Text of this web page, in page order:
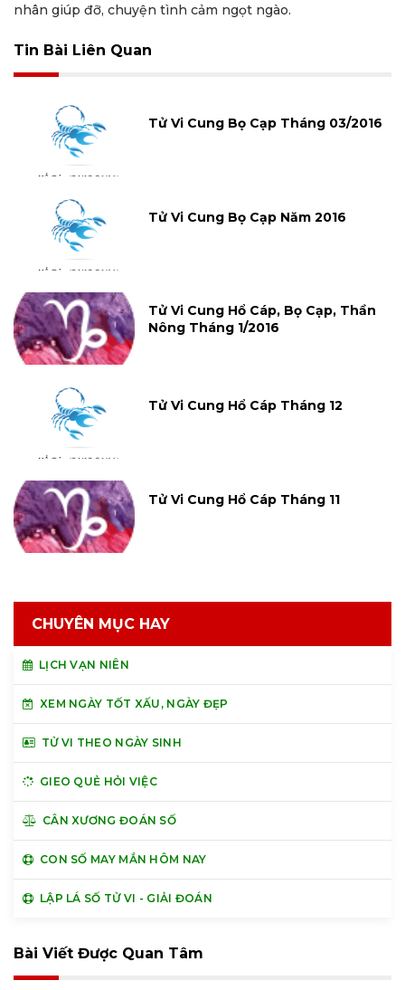
nhân giúp đỡ, chuyện tình cảm ngọt ngào.
Tin Bài Liên Quan
Tử Vi Cung Bọ Cạp Tháng 03/2016
Tử Vi Cung Bọ Cạp Năm 2016
Tử Vi Cung Hổ Cáp, Bọ Cạp, Thần
Nông Tháng 1/2016
Tử Vi Cung Hổ Cáp Tháng 12
Tử Vi Cung Hổ Cáp Tháng 11
CHUYÊN MỤC HAY
LỊCH VẠN NIÊN
XEM NGÀY TỐT XẤU, NGÀY ĐẸP
TỬ VI THEO NGÀY SINH
GIEO QUẺ HỎI VIỆC
CÂN XƯƠNG ĐOÁN SỐ
CON SỐ MAY MẮN HÔM NAY
LẬP LÁ SỐ TỬ VI - GIẢI ĐOÁN
Bài Viết Được Quan Tâm